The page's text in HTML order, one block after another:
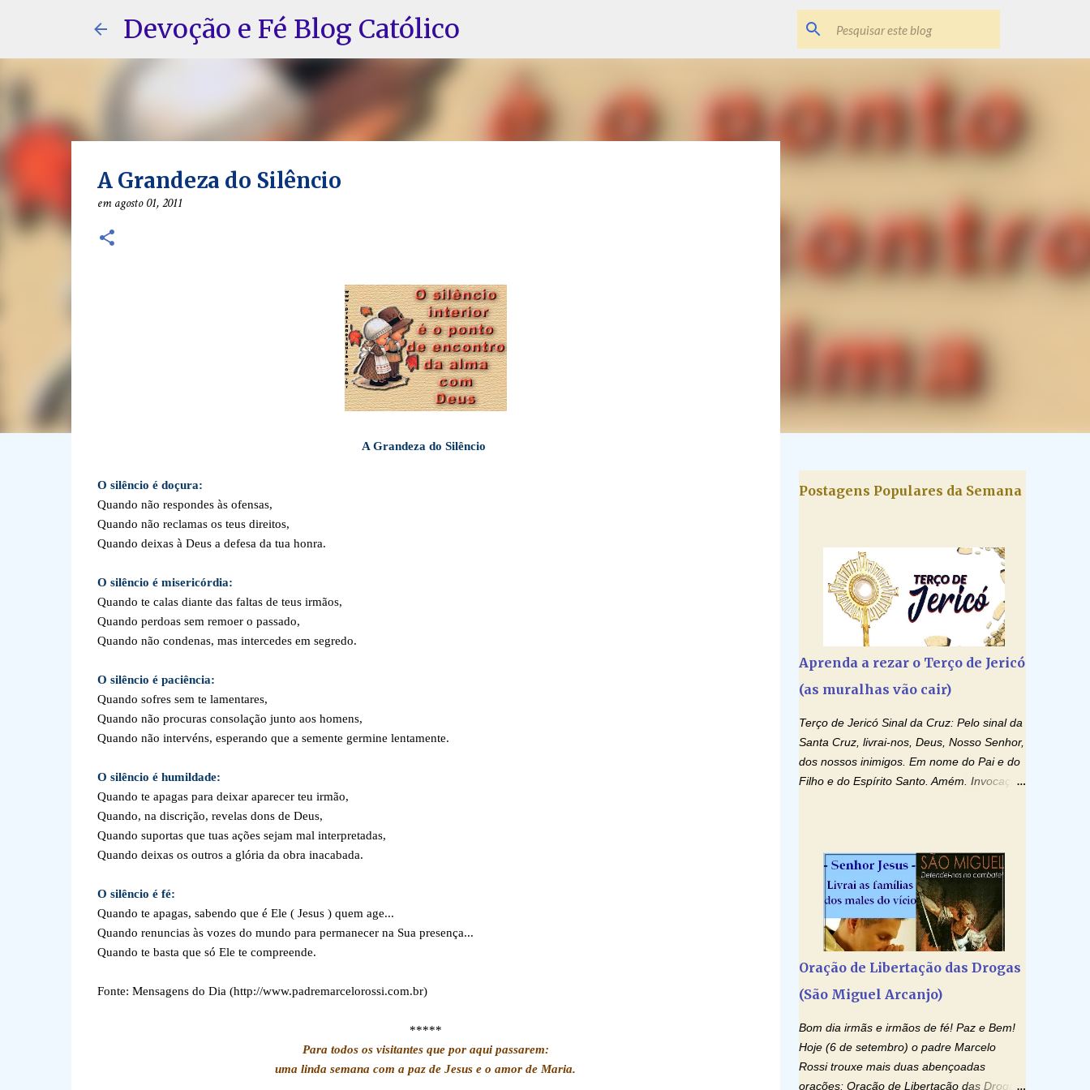
Pular para o conteúdo principal
Devoção e Fé Blog Católico
A Grandeza do Silêncio
emagosto 01, 2011
A Grandeza do Silêncio
O silêncio é doçura:
Quando não respondes às ofensas,
Quando não reclamas os teus direitos,
Quando deixas à Deus a defesa da tua honra.
O silêncio é misericórdia:
Quando te calas diante das faltas de teus irmãos,
Quando perdoas sem remoer o passado,
Quando não condenas, mas intercedes em segredo.
O silêncio é paciência:
Quando sofres sem te lamentares,
Quando não procuras consolação junto aos homens,
Quando não intervéns, esperando que a semente germine lentamente.
O silêncio é humildade:
Quando te apagas para deixar aparecer teu irmão,
Quando, na discrição, revelas dons de Deus,
Quando suportas que tuas ações sejam mal interpretadas,
Quando deixas os outros a glória da obra inacabada.
O silêncio é fé:
Quando te apagas, sabendo que é Ele ( Jesus ) quem age...
Quando renuncias às vozes do mundo para permanecer na Sua presença...
Quando te basta que só Ele te compreende.
Fonte: Mensagens do Dia (http://www.padremarcelorossi.com.br)
*****
Para todos os visitantes que por aqui passarem:
uma linda semana com a paz de Jesus e o amor de Maria.
Postagens Populares da Semana
Aprenda a rezar o Terço de Jericó
(as muralhas vão cair)
Terço de Jericó Sinal da Cruz: Pelo sinal da
Santa Cruz, livrai-nos, Deus, Nosso Senhor,
dos nossos inimigos. Em nome do Pai e do
Filho e do Espírito Santo. Amém. Invocação
o vosso Espírito e tudo será criado. E
renovareis a face da terra. Oremos: Ó
Deus, que instruístes os corações dos
vossos fiéis com a luz do Espírito Santo,
fazei que apreciemos retamente todas as
gozemos sempre da sua consolação. Por
Cristo, Senhor Nosso. Amém. Creio: Creio
céu e da terra; e em Jesus Cristo, seu único
Filho, nosso Senhor; que foi concebido pelo
poder do Espí­rito Santo; nasceu da Virgem
Oração de Libertação das Drogas
(São Miguel Arcanjo)
Bom dia irmãs e irmãos de fé! Paz e Bem!
Hoje (6 de setembro) o padre Marcelo
Rossi trouxe mais duas abençoadas
orações: Oração de Libertação das Drogas